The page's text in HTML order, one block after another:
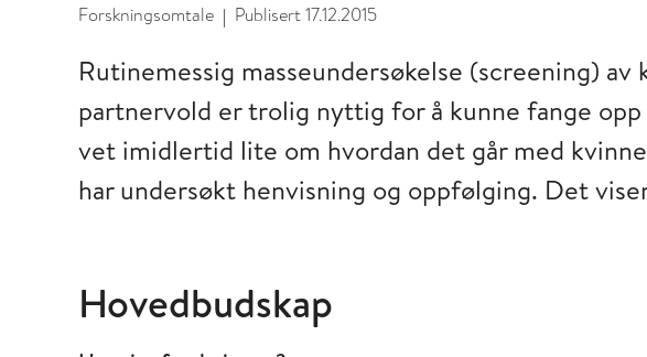
Forskningsomtale | Publisert17.12.2015
Rutinemessig masseundersøkelse (screening) av
partnervold er trolig nyttig for å kunne fange
vet imidlertid lite om hvordan det går med
har undersøkt henvisning og oppfølging. Det
Hovedbudskap